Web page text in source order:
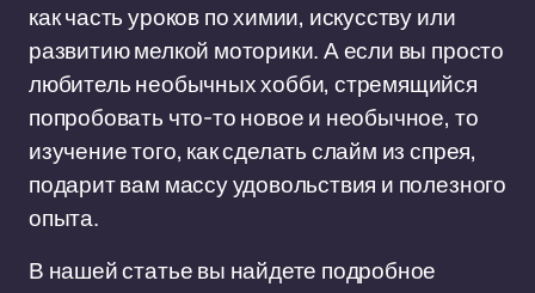
как часть уроков по химии, искусству или
развитию мелкой моторики. А если вы просто
любитель необычных хобби, стремящийся
попробовать что-то новое и необычное, то
изучение того, как сделать слайм из спрея,
подарит вам массу удовольствия и полезного
опыта.
В нашей статье вы найдете подробное